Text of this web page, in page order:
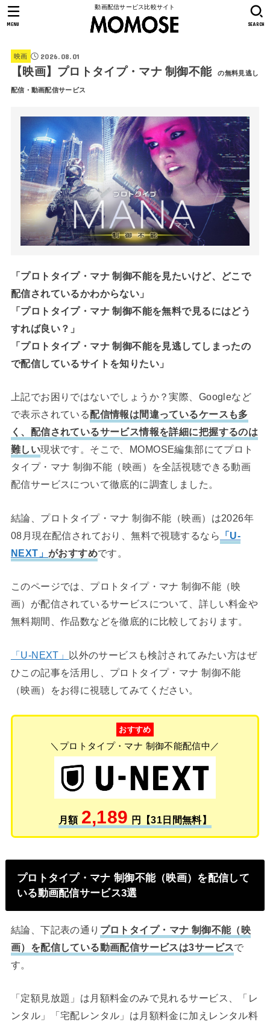
動画配信サービス比較サイト
SEARCH
MENU
映画 2026.08.01
【映画】プロトタイプ・マナ 制御不能 の無料見逃し
配信・動画配信サービス
「プロトタイプ・マナ 制御不能を見たいけど、どこで
配信されているかわからない」
「プロトタイプ・マナ 制御不能を無料で見るにはどう
すれば良い？」
「プロトタイプ・マナ 制御不能を見逃してしまったの
で配信しているサイトを知りたい」
上記でお困りではないでしょうか？実際、Googleなど
で表示されている配信情報は間違っているケースも多
く、配信されているサービス情報を詳細に把握するのは
難しい現状です。そこで、MOMOSE編集部にてプロト
タイプ・マナ 制御不能（映画）を全話視聴できる動画
配信サービスについて徹底的に調査しました。
結論、プロトタイプ・マナ 制御不能（映画）は2026年
08月現在配信されており、無料で視聴するなら
「U-
NEXT」 がおすすめです。
このページでは、プロトタイプ・マナ 制御不能（映
画）が配信されているサービスについて、詳しい料金や
無料期間、作品数などを徹底的に比較しております。
「U-NEXT」 以外のサービスも検討されてみたい方はぜ
ひこの記事を活用し、プロトタイプ・マナ 制御不能
（映画）をお得に視聴してみてください。
おすすめ
＼プロトタイプ・マナ 制御不能配信中／
月額 2,189 円【31日間無料】
プロトタイプ・マナ 制御不能（映画）を配信して
いる動画配信サービス3選
結論、下記表の通り プロトタイプ・マナ 制御不能（映
画）を配信している動画配信サービスは3サービスで
す。
「定額見放題」は月額料金のみで見れるサービス、「レ
ンタル」「宅配レンタル」は月額料金に加えレンタル料